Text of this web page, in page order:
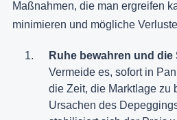
Maßnahmen, die man ergreifen
minimieren und mögliche
Ruhe bewahren und
Vermeide es, sofort in
die Zeit, die Marktlage zu
Ursachen des